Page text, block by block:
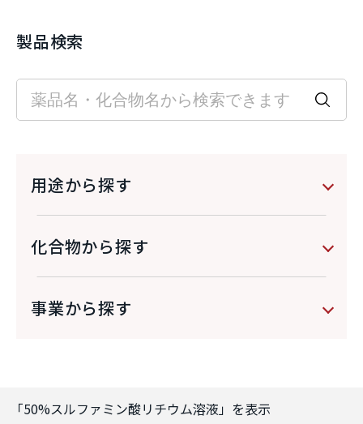
製品検索
用途から探す
化合物から探す
事業から探す
「50%スルファミン酸リチウム溶液」を表示